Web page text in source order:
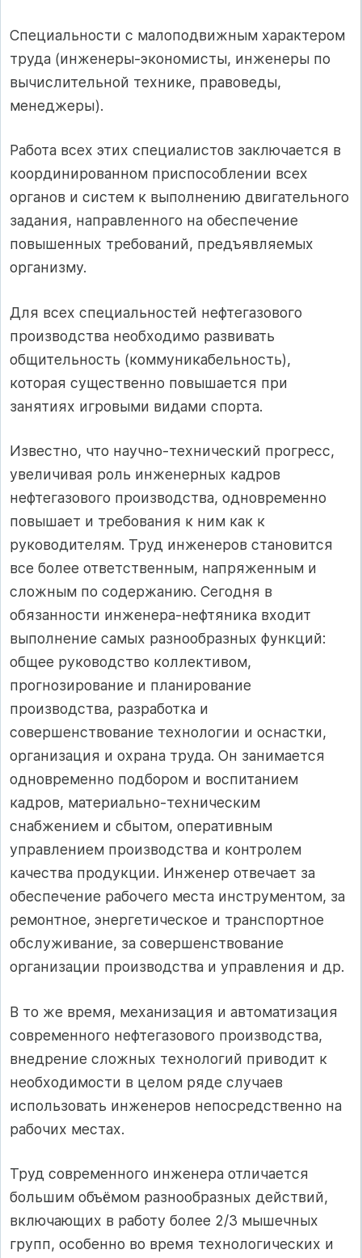
Специальности с малоподвижным характером
труда (инженеры-экономисты, инженеры по
вычислительной технике, правоведы,
менеджеры).
Работа всех этих специалистов заключается в
координированном приспособлении всех
органов и систем к выполнению двигательного
задания, направленного на обеспечение
повышенных требований, предъявляемых
организму.
Для всех специальностей нефтегазового
производства необходимо развивать
общительность (коммуникабельность),
которая существенно повышается при
занятиях игровыми видами спорта.
Известно, что научно-технический прогресс,
увеличивая роль инженерных кадров
нефтегазового производства, одновременно
повышает и требования к ним как к
руководителям. Труд инженеров становится
все более ответственным, напряженным и
сложным по содержанию. Сегодня в
обязанности инженера-нефтяника входит
выполнение самых разнообразных функций:
общее руководство коллективом,
прогнозирование и планирование
производства, разработка и
совершенствование технологии и оснастки,
организация и охрана труда. Он занимается
одновременно подбором и воспитанием
кадров, материально-техническим
снабжением и сбытом, оперативным
управлением производства и контролем
качества продукции. Инженер отвечает за
обеспечение рабочего места инструментом, за
ремонтное, энергетическое и транспортное
обслуживание, за совершенствование
организации производства и управления и др.
В то же время, механизация и автоматизация
современного нефтегазового производства,
внедрение сложных технологий приводит к
необходимости в целом ряде случаев
использовать инженеров непосредственно на
рабочих местах.
Труд современного инженера отличается
большим объёмом разнообразных действий,
включающих в работу более 2/3 мышечных
групп, особенно во время технологических и